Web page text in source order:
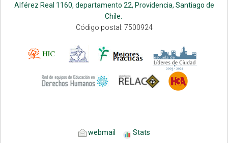
Alférez Real 1160, departamento 22, Providencia, Santiago de
Chile.
Código postal: 7500924
webmail Stats